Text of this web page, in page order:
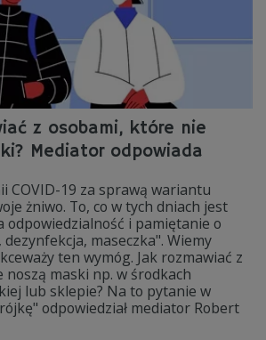
z osobami, które nie
Mediator odpowiada
COVID-19 za sprawą wariantu
żniwo. To, co w tych dniach jest
odpowiedzialność i pamiętanie o
maseczka". Wiemy
ten wymóg. Jak rozmawiać z
maski np. w środkach
lub sklepie? Na to pytanie w
odpowiedział mediator Robert